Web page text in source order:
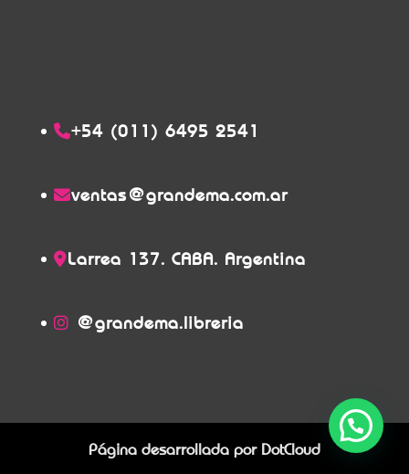
+54 (011) 6495 2541
ventas@grandema.com.ar
Larrea 137. CABA. Argentina
@grandema.libreria
Página desarrollada por DotCloud